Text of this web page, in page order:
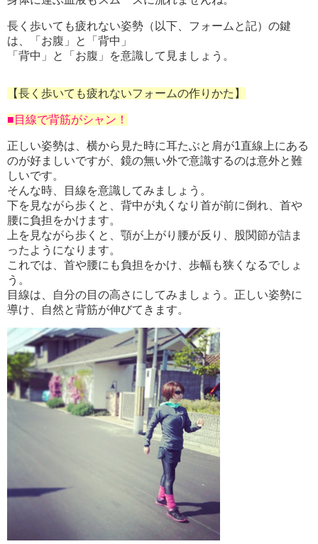
長く歩いても疲れない姿勢（以下、フォームと記）の鍵
は、「お腹」と「背中」
「背中」と「お腹」を意識して見ましょう。
【長く歩いても疲れないフォームの作りかた】
■目線で背筋がシャン！
正しい姿勢は、横から見た時に耳たぶと肩が1直線上にある
のが好ましいですが、鏡の無い外で意識するのは意外と難
しいです。
そんな時、目線を意識してみましょう。
下を見ながら歩くと、背中が丸くなり首が前に倒れ、首や
腰に負担をかけます。
上を見ながら歩くと、顎が上がり腰が反り、股関節が詰ま
ったようになります。
これでは、首や腰にも負担をかけ、歩幅も狭くなるでしょ
う。
目線は、自分の目の高さにしてみましょう。正しい姿勢に
導け、自然と背筋が伸びてきます。